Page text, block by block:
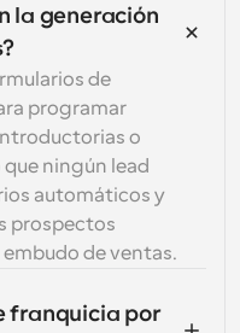
la generación
de
programar
o
ningún lead
automáticos y
prospectos
de ventas.
franquicia por